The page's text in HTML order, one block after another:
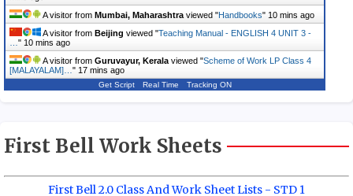
A visitor from Mumbai, Maharashtra viewed "Handbooks" 10 mins ago
A visitor from Beijing viewed "Teaching Manual - ENGLISH 4 UNIT 3 -
" 10 mins ago
A visitor from Guruvayur, Kerala viewed "Scheme of Work LP Class 4
[MALAYALAM]… " 17 mins ago
Get Script Real Time Tracking ON
First Bell Work Sheets
First Bell 2.0 Class And Work Sheet Lists - STD 1